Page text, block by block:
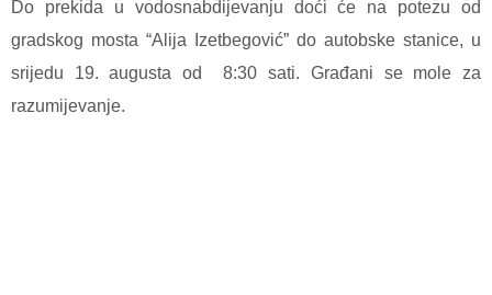
Do prekida u vodosnabdijevanju doći će na potezu od
gradskog mosta “Alija Izetbegović” do autobske stanice, u
srijedu 19. augusta od 8:30 sati. Građani se mole za
razumijevanje.